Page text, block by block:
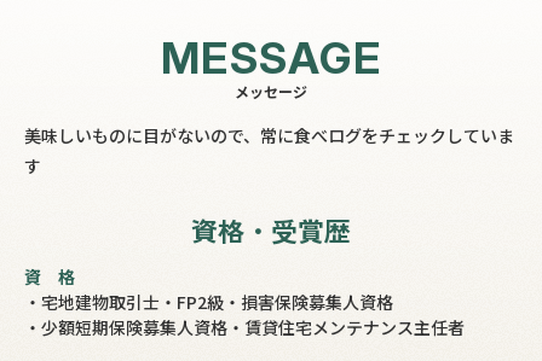
MESSAGE
メッセージ
美味しいものに目がないので、常に食べログをチェックしていま
す
資格・受賞歴
資格
・宅地建物取引士 ・FP2級 ・損害保険募集人資格
・少額短期保険募集人資格 ・賃貸住宅メンテナンス主任者